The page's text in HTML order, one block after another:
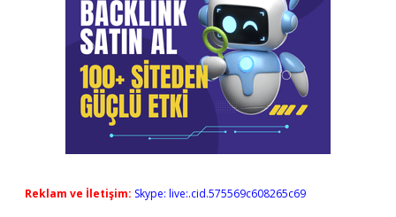
Reklam ve İletişim: Skype: live:.cid.575569c608265c69